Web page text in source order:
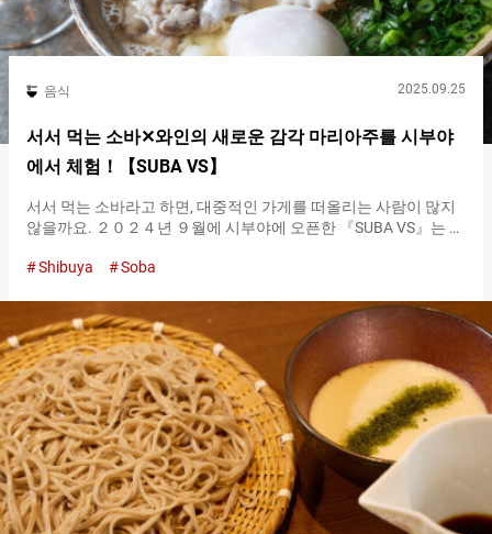
음식 2025.09.25
서서 먹는 소바✕와인의 새로운 감각 마리아주를 시부야
에서 체험！【SUBA VS】
서서 먹는 소바라고 하면, 대중적인 가게를 떠올리는 사람이 많지
않을까요. ２０２４년 ９월에 시부야에 오픈한 『SUBA VS』는 와
다. 스타일리시한 실내와 개성적인 메뉴가 SNS 등에서 주목을 받
shop with no sign）』로 교토에서 인기 있는 서서 먹는 소바 가게
『SUBA』와 와인샵 『VIRTUS』가 융합한 매장입니다. 매장은 매
우 세련된 공간입니다. 스타일리시한 콘크리트 카운터가 인상적입
니다. 가게 밖에도 간판은 없습니다. 아무것도 모른 채 가게 앞을
지나가도, 많은 사람들이 서서 먹는 소바 가게라고는 눈치채지 못
할 것입니다. 주문은 가게 안쪽에 있는 작은 창구에서 합니다. 계산
은 선불이며 현금은 사용할 수 없고, 캐시리스 결제만 가능하니 주
의하세요. 주문을 하면 번호가 적힌 식권이 제공됩니다. 요리가 완
성되면 번호로 호출되는 시스템이므로, 그때까지는 자리에서 기다
리세요. 요리가 준비되는 동안, 창구 옆에 있는…
Shibuya Soba